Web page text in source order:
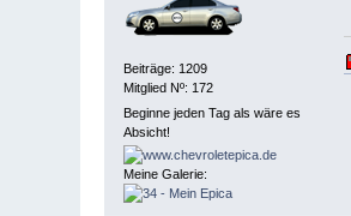
Beiträge: 1209
Mitglied Nº: 172
Beginne jeden Tag als wäre es
Absicht!
Meine Galerie: